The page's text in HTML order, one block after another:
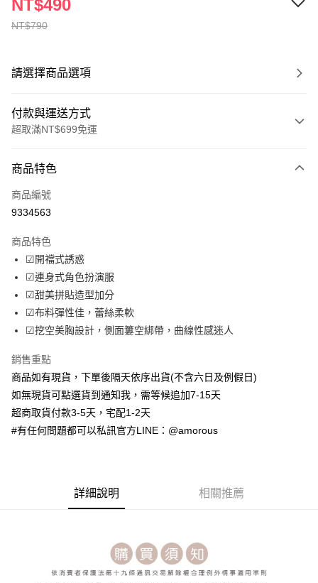
NT$790
NT$490
請選擇商品選項
付款與運送方式
超取滿NT$699免運
信用卡一次付款
超商取貨付款
Apple Pay
街口支付
ATM付款
全家取貨付款
每筆NT$70，滿NT$699(含以上)免運費
付款後全家取貨
每筆NT$70，滿NT$699(含以上)免運費
每筆NT$150
商品特色
商品編號
9334563
商品特色
☑開襠式誘惑
☑連身式角色扮演服
☑甜美拼貼造型加分
☑布料彈性佳，蕾絲柔軟
☑挖空美胸設計，側面簍空綁帶，曲線性感迷人
銷售重點
商品如有現貨，下單後隔天依序出貨(不含六日及例假日)
如無現貨可點選貨到通知我，需等候追加7-15天
超商取貨付款3-5天，宅配1-2天
#有任何問題都可以私訊官方LINE：@amorous
詳細說明 相關推薦